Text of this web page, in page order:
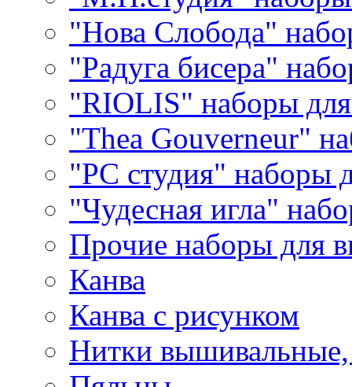
"Нова Слобода"
"Радуга бисера"
"RIOLIS" наборы
"Thea Gouverneur"
"РС студия" наборы
"Чудесная игла"
Прочие наборы для
Канва
Канва с рисунком
Нитки